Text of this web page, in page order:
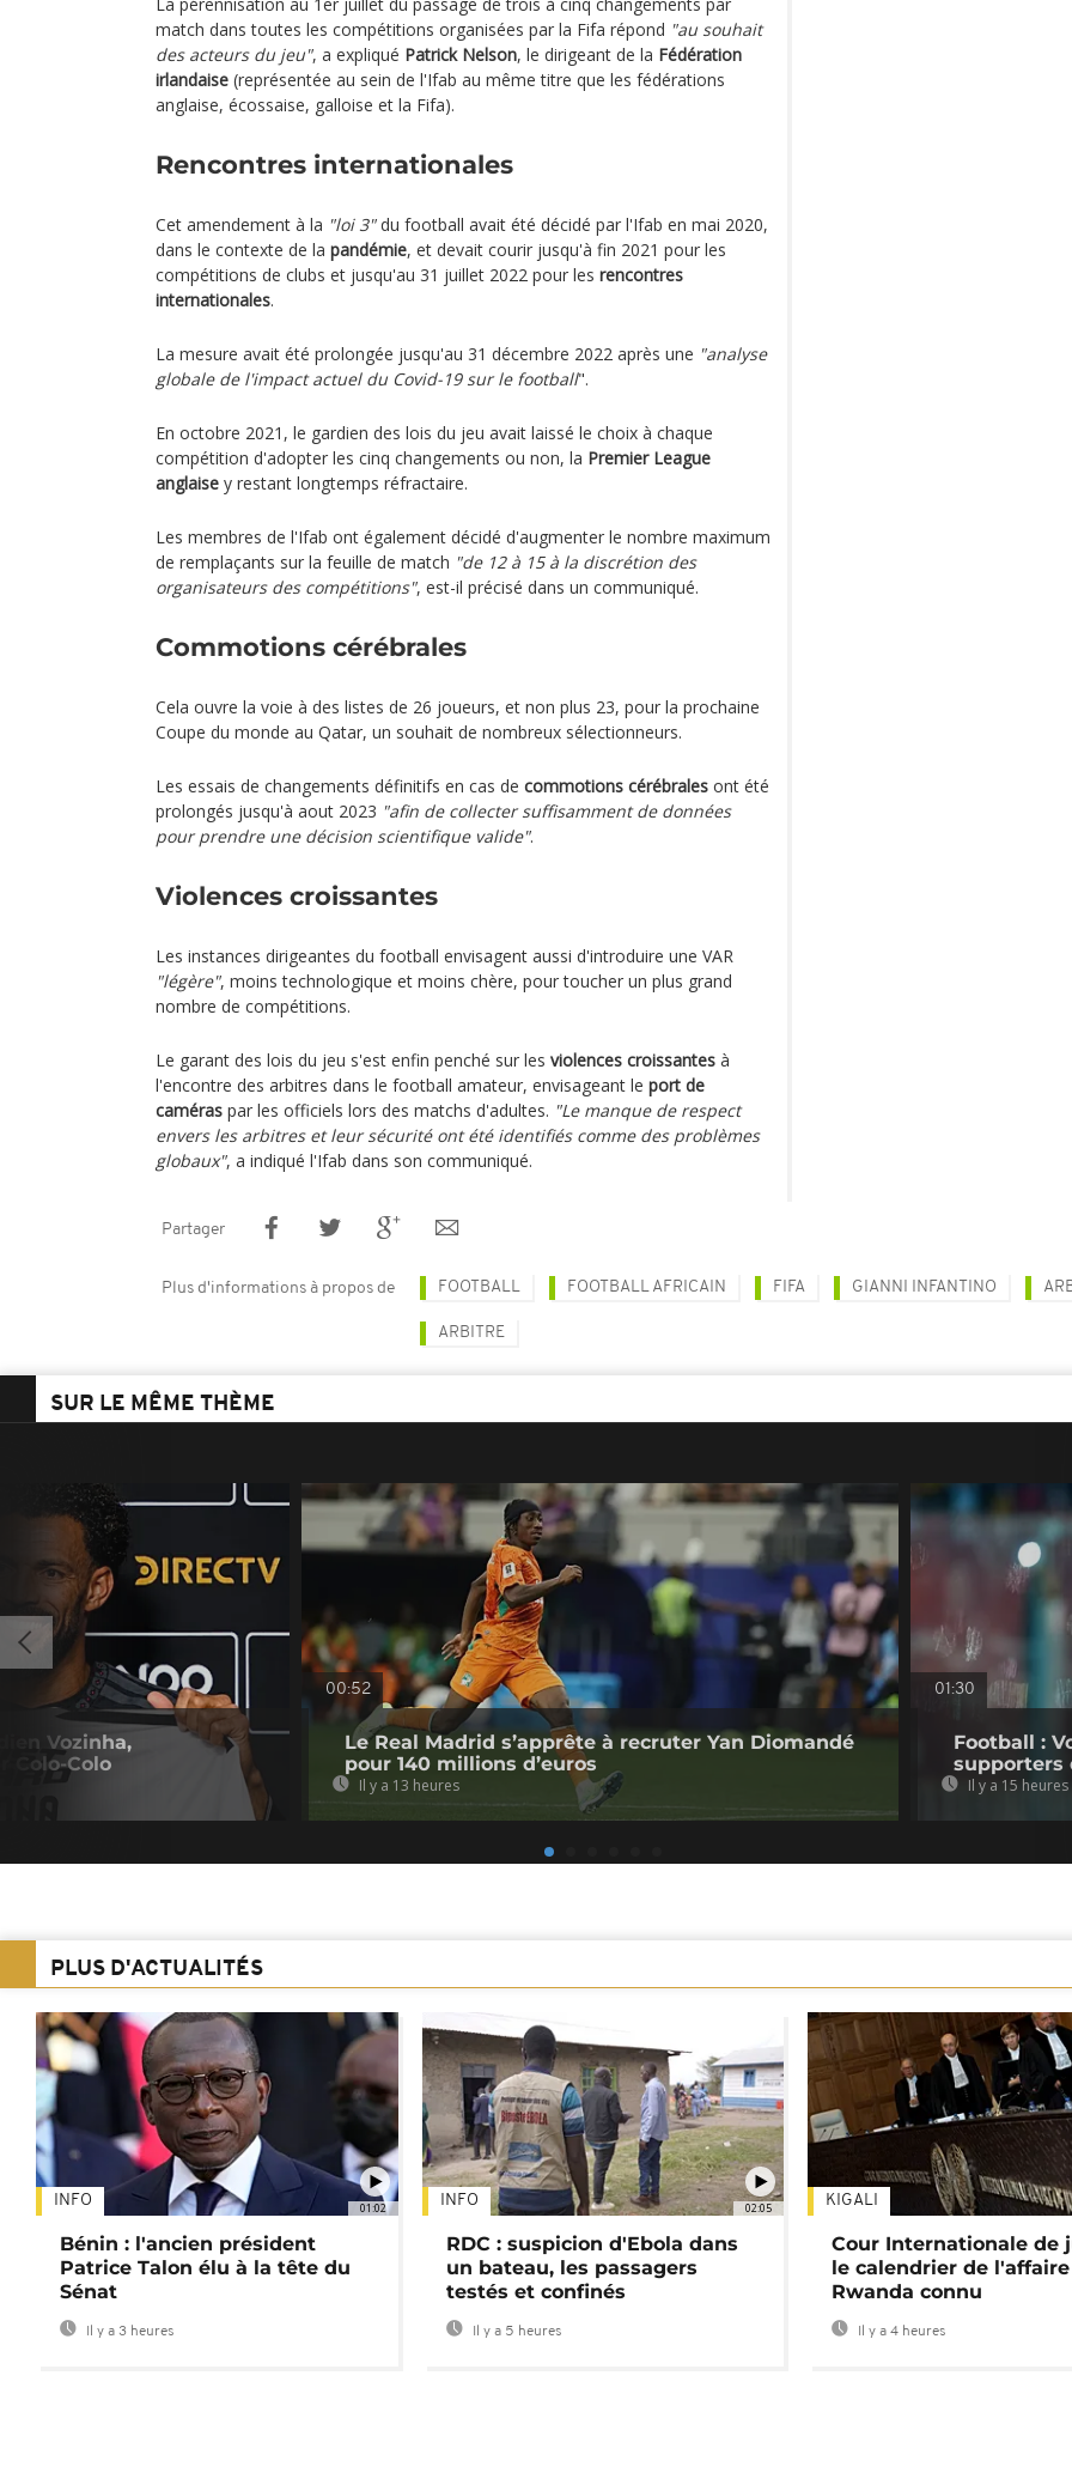
match dans toutes les compétitions organisées par la Fifa répond "au souhait
des acteurs du jeu", a expliqué Patrick Nelson, le dirigeant de la Fédération
irlandaise (représentée au sein de l'Ifab au même titre que les fédérations
anglaise, écossaise, galloise et la Fifa).
Rencontres internationales
Cet amendement à la "loi 3"du football avait été décidé par l'Ifab en mai 2020,
dans le contexte de la pandémie, et devait courir jusqu'à fin 2021 pour les
compétitions de clubs et jusqu'au 31 juillet 2022 pour les rencontres
internationales.
La mesure avait été prolongée jusqu'au 31 décembre 2022 après une "analyse
globale de l'impact actuel du Covid-19 sur le football".
En octobre 2021, le gardien des lois du jeu avait laissé le choix à chaque
compétition d'adopter les cinq changements ou non, la Premier League
anglaise y restant longtemps réfractaire.
Les membres de l'Ifab ont également décidé d'augmenter le nombre maximum
de remplaçants sur la feuille de match "de 12 à 15 à la discrétion des
organisateurs des compétitions", est-il précisé dans un communiqué.
Commotions cérébrales
Cela ouvre la voie à des listes de 26 joueurs, et non plus 23, pour la prochaine
Coupe du monde au Qatar, un souhait de nombreux sélectionneurs.
Les essais de changements définitifs en cas de commotions cérébrales ont été
prolongés jusqu'à aout 2023 "afin de collecter suffisamment de données
pour prendre une décision scientifique valide".
Violences croissantes
Les instances dirigeantes du football envisagent aussi d'introduire une VAR
"légère", moins technologique et moins chère, pour toucher un plus grand
nombre de compétitions.
Le garant des lois du jeu s'est enfin penché sur les violences croissantes à
l'encontre des arbitres dans le football amateur, envisageant le port de
caméras par les officiels lors des matchs d'adultes. "Le manque de respect
envers les arbitres et leur sécurité ont été identifiés comme des problèmes
globaux", a indiqué l'Ifab dans son communiqué.
Partager
Plus d'informations à propos de FOOTBALL FOOTBALL AFRICAIN FIFA GIANNI INFANTINO
ARBITRE
SUR LE MÊME THÈME
Vozinha,
Colo-Colo
00:52
Le Real Madrid s’apprête à recruter Yan Diomandé
pour 140 millions d’euros
Il y a 13 heures
01:30
Football :
supporters
Il y a 15 heures
PLUS D'ACTUALITÉS
01:02
INFO
Bénin : l'ancien président
Patrice Talon élu à la tête du
Sénat
Il y a 3 heures
02:05
INFO
RDC : suspicion d'Ebola dans
un bateau, les passagers
testés et confinés
Il y a 5 heures
KIGALI
Cour Internationale de
le calendrier de l'affaire
Rwanda connu
Il y a 4 heures